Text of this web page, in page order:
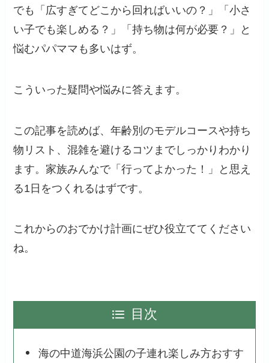
でも「広すぎてどこから回ればいいの？」「小さ
い子でも楽しめる？」「持ち物は何が必要？」と
悩むパパママも多いはず。
こういった疑問や悩みに答えます。
この記事を読めば、年齢別のモデルコースや持ち
物リスト、混雑を避けるコツまでしっかりわかり
ます。家族みんなで「行ってよかった！」と思え
る1日をつくれるはずです。
これからのおでかけ計画にぜひ役立ててください
ね。
目次
海の中道海浜公園の子連れ楽しみ方おすす